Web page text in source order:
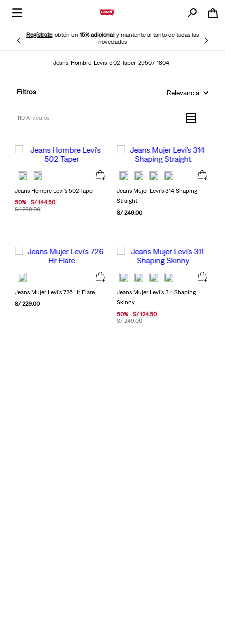
Regístrate, obtén un15% adicionaly mantente al tanto de todas las
novedades
Jeans-Hombre-Levis-502-Taper-29507-1804
Filtros Relevancia
110
Jeans Hombre Levi's 502 Taper
S/ 289.00
50% S/ 144.50
Jeans Mujer Levi's 314 Shaping
Straight
S/ 249.00
Jeans Mujer Levi's 726 Hr Flare
S/ 229.00
Jeans Mujer Levi's 311 Shaping
Skinny
S/ 249.00
50% S/ 124.50